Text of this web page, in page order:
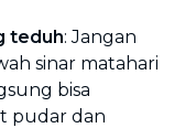
teduh: Jangan
sinar matahari
bisa
pudar dan